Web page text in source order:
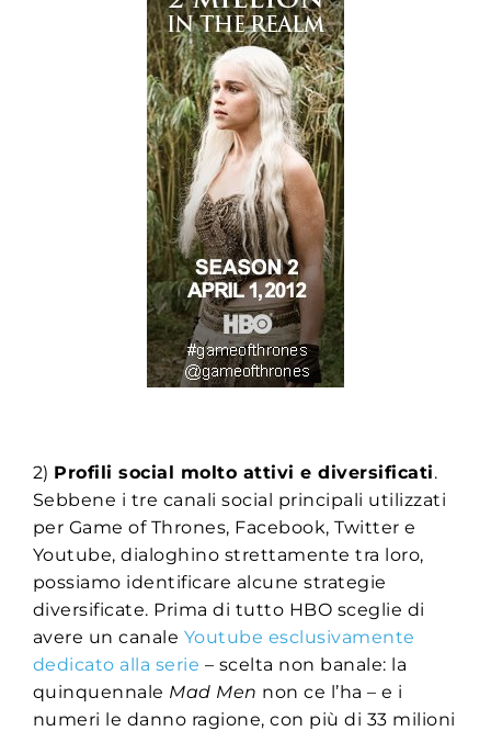
2) Profili social molto attivi e diversificati.
Sebbene i tre canali social principali utilizzati
per Game of Thrones, Facebook, Twitter e
Youtube, dialoghino strettamente tra loro,
possiamo identificare alcune strategie
diversificate. Prima di tutto HBO sceglie di
avere un canale Youtube esclusivamente
dedicato alla serie – scelta non banale: la
quinquennale Mad Men non ce l’ha – e i
numeri le danno ragione, con più di 33 milioni